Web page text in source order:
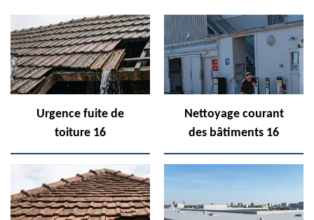
Urgence fuite de
toiture 16
Nettoyage courant
des bâtiments 16